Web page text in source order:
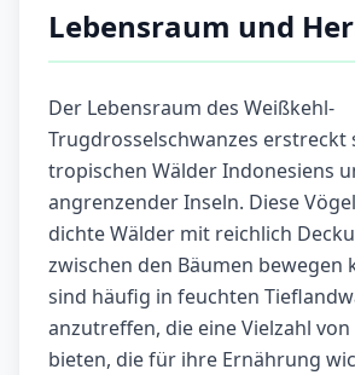
Lebensraum und
Der Lebensraum des Weißkehl-
Trugdrosselschwanzes erstreckt
tropischen Wälder Indonesiens
angrenzender Inseln. Diese
dichte Wälder mit reichlich
zwischen den Bäumen bewegen
sind häufig in feuchten
anzutreffen, die eine Vielzahl
bieten, die für ihre Ernährung